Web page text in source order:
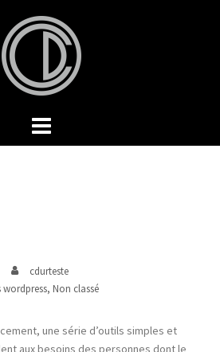
cdurteste
wordpress, Non classé
une série d’outils simples et
aux besoins des personnes dont le